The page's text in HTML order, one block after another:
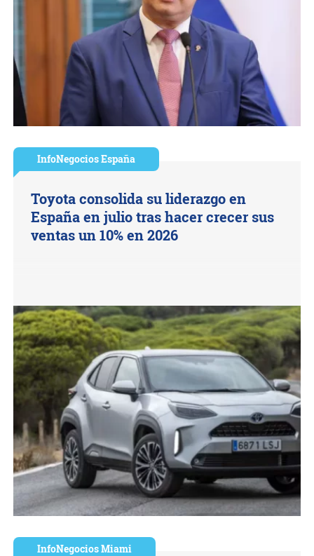
InfoNegocios España
Toyota consolida su liderazgo en
España en julio tras hacer crecer sus
ventas un 10% en 2026
InfoNegocios Miami